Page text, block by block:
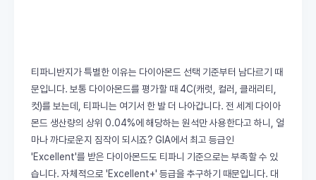
티파니반지가 특별한 이유는 다이아몬드 선택 기준부터 남다르기 때
문입니다. 보통 다이아몬드를 평가할 때 4C(캐럿, 컬러, 클래리티,
컷)를 보는데, 티파니는 여기서 한 발 더 나아갑니다. 전 세계 다이아
몬드 생산량의 상위 0.04%에 해당하는 원석만 사용한다고 하니, 얼
마나 까다로운지 짐작이 되시죠? GIA에서 최고 등급인
'Excellent'를 받은 다이아몬드도 티파니 기준으로는 부족할 수 있
습니다. 자체적으로 'Excellent+' 등급을 추구하기 때문입니다. 대